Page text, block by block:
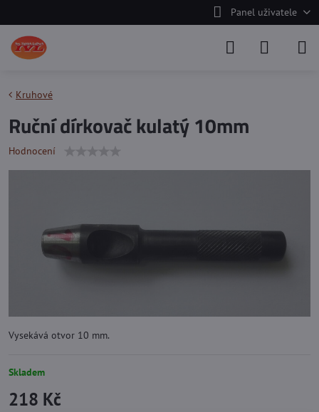
Panel uživatele
Kruhové
Ruční dírkovač kulatý 10mm
Hodnocení
Vysekává otvor 10 mm.
Skladem
218 Kč